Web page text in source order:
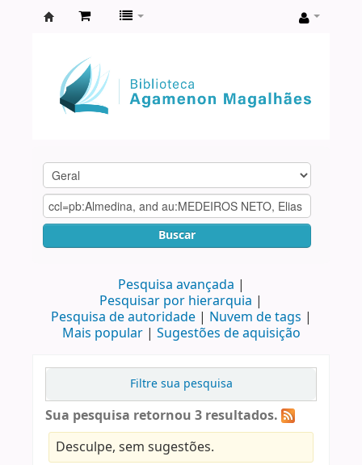
Agamenon
Magalhães
Buscar
Pesquisa avançada
Pesquisar por hierarquia
Pesquisa de autoridade
Nuvem de tags
Mais popular
Sugestões de aquisição
Filtre sua pesquisa
Sua pesquisa retornou 3 resultados.
Desculpe, sem sugestões.